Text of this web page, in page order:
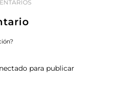
para publicar